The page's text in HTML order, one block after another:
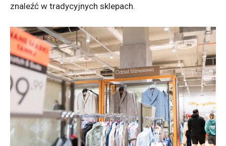
znaleźć w tradycyjnych sklepach.